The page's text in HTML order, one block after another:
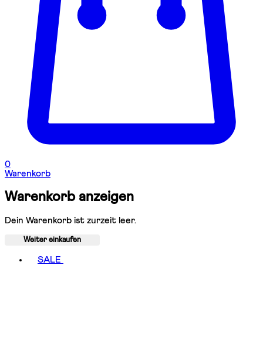
0
Warenkorb
Warenkorb anzeigen
Dein Warenkorb ist zurzeit leer.
Weiter einkaufen
SALE